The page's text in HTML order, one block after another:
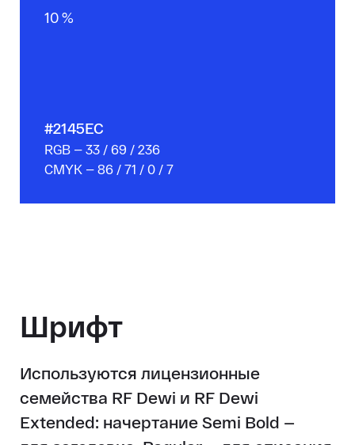
10 %
#2145EC
RGB — 33 / 69 / 236
CMYK — 86 / 71 / 0 / 7
Шрифт
Используются лицензионные
семейства RF Dewi и RF Dewi
Extended: начертание Semi Bold —